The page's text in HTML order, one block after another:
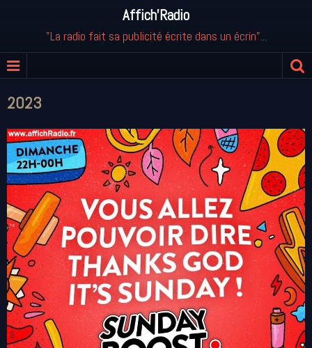
Affich'Radio
"La radio fait sa publicité écrite dans un écrin"...
2023